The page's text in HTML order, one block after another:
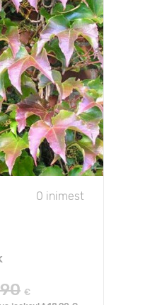
0 inimest
€